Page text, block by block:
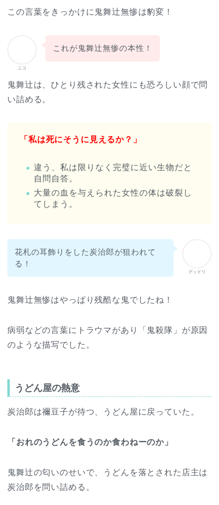
この言葉をきっかけに鬼舞辻無惨は豹変！
ニコ
これが鬼舞辻無惨の本性！
鬼舞辻は、ひとり残された女性にも恐ろしい顔で問
い詰める。
「私は死にそうに見えるか？」
違う、私は限りなく完璧に近い生物だと
自問自答。
大量の血を与えられた女性の体は破裂し
てしまう。
グッドリ
花札の耳飾りをした炭治郎が狙われて
る！
鬼舞辻無惨はやっぱり残酷な鬼でしたね！
病弱などの言葉にトラウマがあり「鬼殺隊」が原因
のような描写でした。
うどん屋の熱意
炭治郎は禰豆子が待つ、うどん屋に戻っていた。
「おれのうどんを食うのか食わねーのか」
鬼舞辻の匂いのせいで、うどんを落とされた店主は
炭治郎を問い詰める。